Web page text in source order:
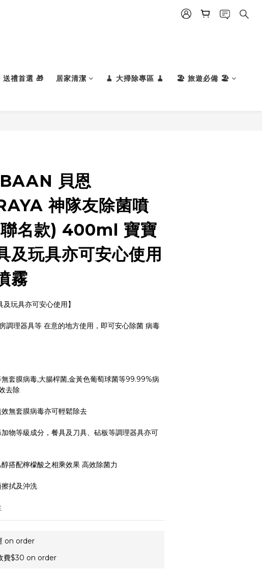
送禮首選 🎁 居家清潔 🧹 大掃除專區 🧹 🏖️ 旅遊必備 🏖️
貝恩
神隊友除菌噴
名款) 400ml 寶寶
及玩具亦可安心使用
霧
及玩具亦可安心使用】
調理器具等 在意的地方使用，即可安心除菌 病毒
無套膜病毒,大腸桿菌,金黃色葡萄球菌等99.99%病
去除
效無套膜病毒亦可輕鬆除去
加物等級成分，餐具及刀具、砧板等調理器具亦可
醇搭配檸檬酸之相乘效果 高效除菌力
擦拭及沖洗
on order
費$30 on order